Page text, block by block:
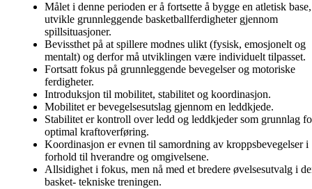
Målet i denne perioden er å fortsette å bygge en atletisk base,
utvikle grunnleggende basketballferdigheter gjennom
spillsituasjoner.
Bevissthet på at spillere modnes ulikt (fysisk, emosjonelt og
mentalt) og derfor må utviklingen være individuelt tilpasset.
Fortsatt fokus på grunnleggende bevegelser og motoriske
ferdigheter.
Introduksjon til mobilitet, stabilitet og koordinasjon.
Mobilitet er bevegelsesutslag gjennom en leddkjede.
Stabilitet er kontroll over ledd og leddkjeder som grunnlag
optimal kraftoverføring.
Koordinasjon er evnen til samordning av kroppsbevegelser i
forhold til hverandre og omgivelsene.
Allsidighet i fokus, men nå med et bredere øvelsesutvalg i
basket- tekniske treningen.